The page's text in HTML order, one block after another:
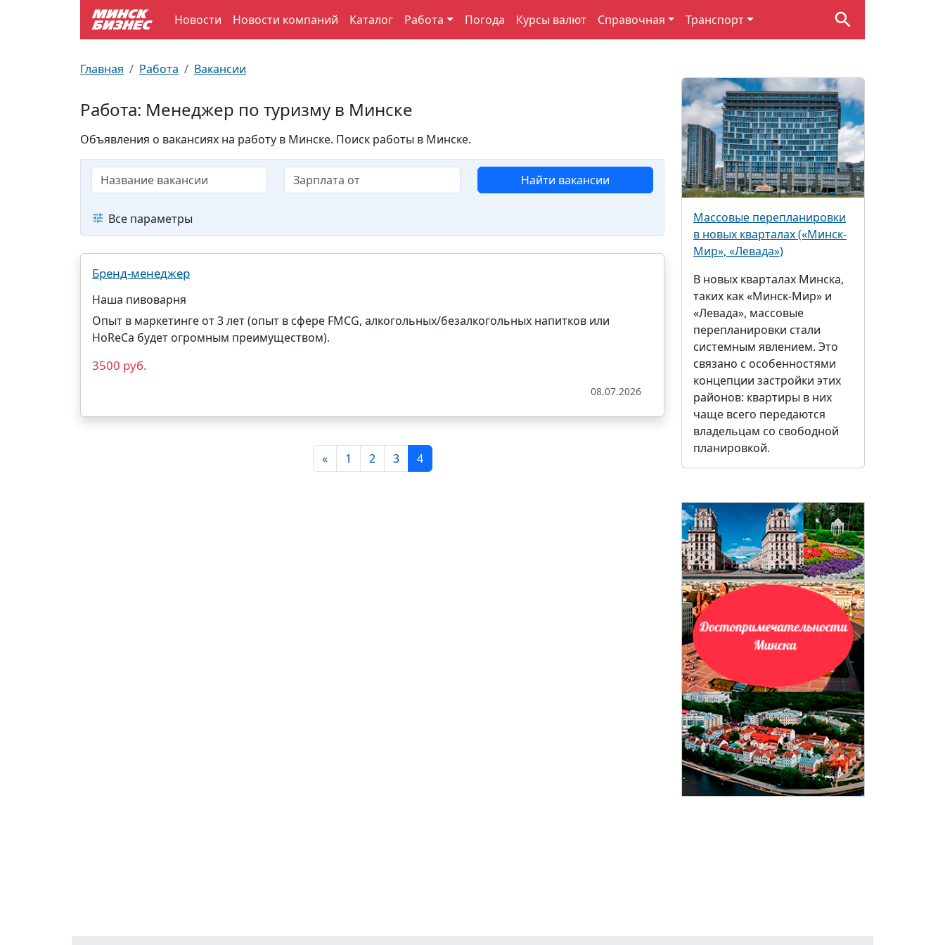
Новости Новости компаний Каталог Работа Погода Курсы валют Справочная Транспорт
Главная Работа Вакансии
Работа: Менеджер по туризму в Минске
Объявления о вакансиях на работу в Минске. Поиск работы в Минске.
Найти вакансии
Все параметры
Бренд-менеджер
Наша пивоварня
Опыт в маркетинге от 3 лет (опыт в сфере FMCG, алкогольных/безалкогольных напитков или
HoReCa будет огромным преимуществом).
3500 руб.
08.07.2026
« 1 2 3 4
Массовые перепланировки
в новых кварталах («Минск-
Мир», «Левада»)
В новых кварталах Минска,
таких как «Минск-Мир» и
«Левада», массовые
перепланировки стали
системным явлением. Это
связано с особенностями
концепции застройки этих
районов: квартиры в них
чаще всего передаются
владельцам со свободной
планировкой.
Улицы Минска
Производственный календарь
Документы для ЗАГСа
Пробки на дорогах